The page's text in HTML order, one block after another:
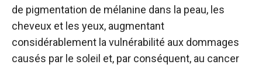
de pigmentation de mélanine dans la peau, les
cheveux et les yeux, augmentant
considérablement la vulnérabilité aux dommages
causés par le soleil et, par conséquent, au cancer